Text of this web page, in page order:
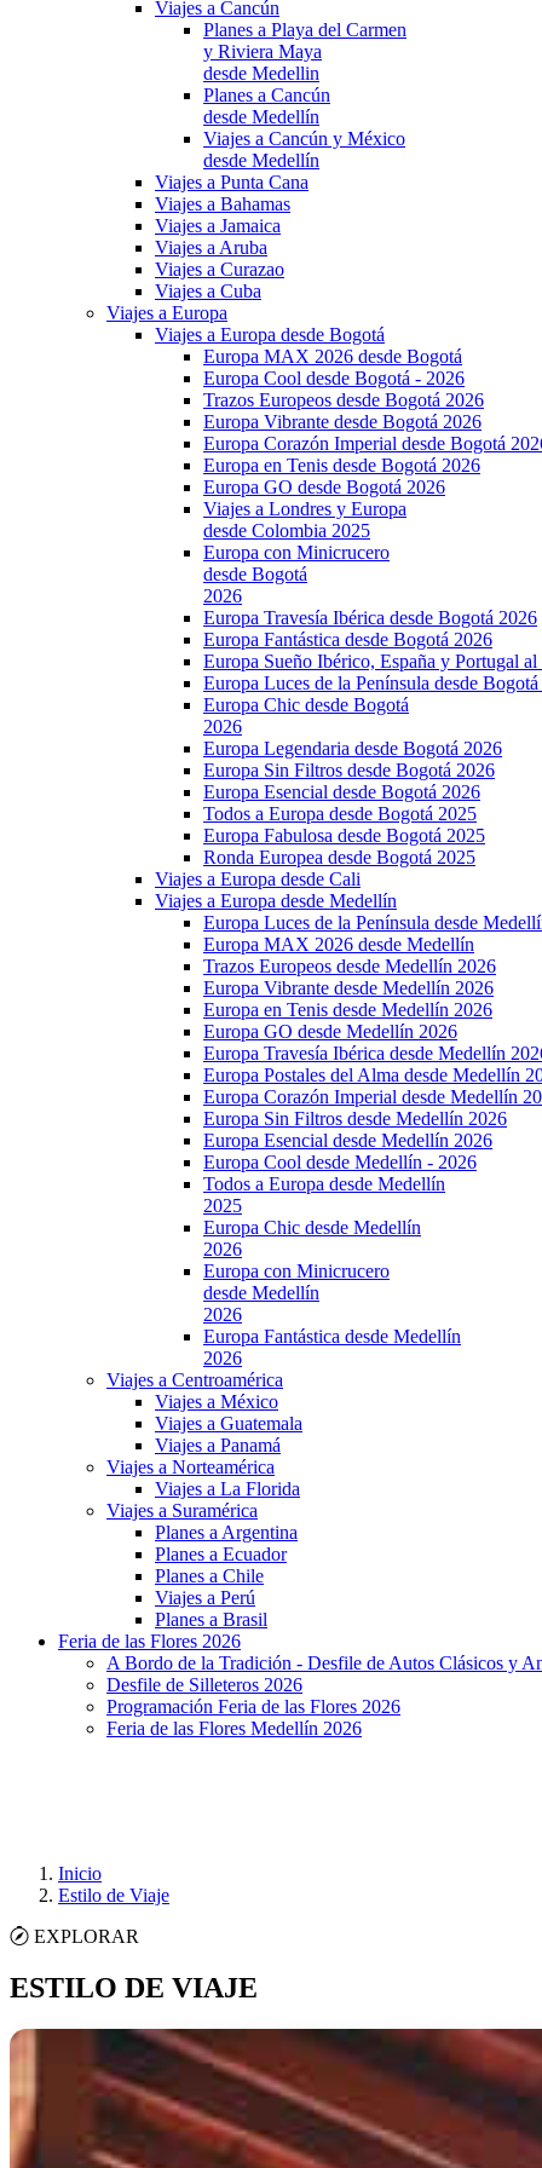
Viajes a Cancún
Planes a Playa del Carmen
y Riviera Maya
desde Medellin
Planes a Cancún
desde Medellín
Viajes a Cancún y México
desde Medellín
Viajes a Punta Cana
Viajes a Bahamas
Viajes a Jamaica
Viajes a Aruba
Viajes a Curazao
Viajes a Cuba
Viajes a Europa
Viajes a Europa desde Bogotá
Europa MAX 2026 desde Bogotá
Europa Cool desde Bogotá - 2026
Trazos Europeos desde Bogotá 2026
Europa Vibrante desde Bogotá 2026
Europa Corazón Imperial desde Bogotá
Europa en Tenis desde Bogotá 2026
Europa GO desde Bogotá 2026
Viajes a Londres y Europa
desde Colombia 2025
Europa con Minicrucero
desde Bogotá
2026
Europa Travesía Ibérica desde Bogotá 2026
Europa Fantástica desde Bogotá 2026
Europa Sueño Ibérico, España y Portugal
Europa Luces de la Península desde
Europa Chic desde Bogotá
2026
Europa Legendaria desde Bogotá 2026
Europa Sin Filtros desde Bogotá 2026
Europa Esencial desde Bogotá 2026
Todos a Europa desde Bogotá 2025
Europa Fabulosa desde Bogotá 2025
Ronda Europea desde Bogotá 2025
Viajes a Europa desde Cali
Viajes a Europa desde Medellín
Europa Luces de la Península desde
Europa MAX 2026 desde Medellín
Trazos Europeos desde Medellín 2026
Europa Vibrante desde Medellín 2026
Europa en Tenis desde Medellín 2026
Europa GO desde Medellín 2026
Europa Travesía Ibérica desde Medellín
Europa Postales del Alma desde Medellín
Europa Corazón Imperial desde Medellín
Europa Sin Filtros desde Medellín 2026
Europa Esencial desde Medellín 2026
Europa Cool desde Medellín - 2026
Todos a Europa desde Medellín
2025
Europa Chic desde Medellín
2026
Europa con Minicrucero
desde Medellín
2026
Europa Fantástica desde Medellín
2026
Viajes a Centroamérica
Viajes a México
Viajes a Guatemala
Viajes a Panamá
Viajes a Norteamérica
Viajes a La Florida
Viajes a Suramérica
Planes a Argentina
Planes a Ecuador
Planes a Chile
Viajes a Perú
Planes a Brasil
Feria de las Flores 2026
A Bordo de la Tradición - Desfile de Autos Clásicos y
Desfile de Silleteros 2026
Programación Feria de las Flores 2026
Feria de las Flores Medellín 2026
Inicio
Estilo de Viaje
EXPLORAR
ESTILO DE VIAJE